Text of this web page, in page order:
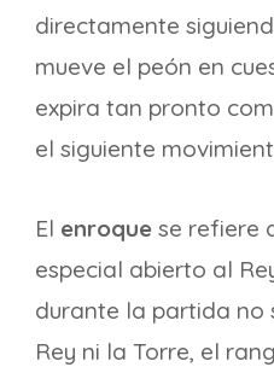
directamente
mueve el peón en
expira tan pronto
el siguiente
El enroque se refiere
especial abierto al
durante la partida no
Rey ni la Torre, el